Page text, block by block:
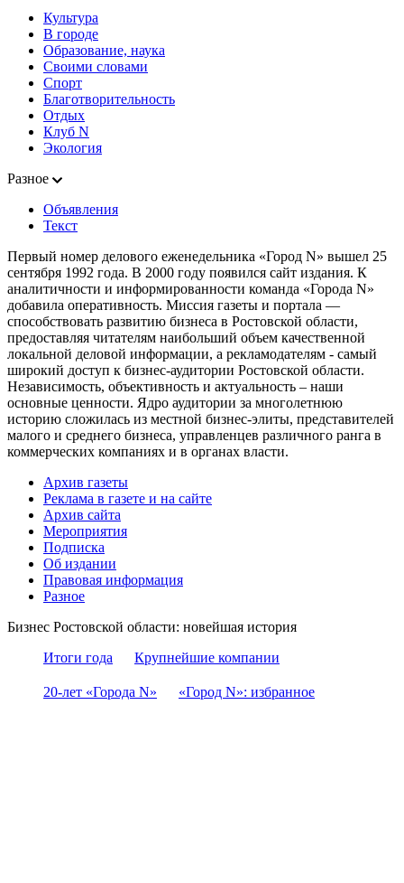
Культура
В городе
Образование, наука
Своими словами
Спорт
Благотворительность
Отдых
Клуб N
Экология
Разное
Объявления
Текст
Первый номер делового еженедельника «Город N» вышел 25
сентября 1992 года. В 2000 году появился сайт издания. К
аналитичности и информированности команда «Города N»
добавила оперативность. Миссия газеты и портала —
способствовать развитию бизнеса в Ростовской области,
предоставляя читателям наибольший объем качественной
локальной деловой информации, а рекламодателям - самый
широкий доступ к бизнес-аудитории Ростовской области.
Независимость, объективность и актуальность – наши
основные ценности. Ядро аудитории за многолетнюю
историю сложилась из местной бизнес-элиты, представителей
малого и среднего бизнеса, управленцев различного ранга в
коммерческих компаниях и в органах власти.
Архив газеты
Реклама в газете и на сайте
Архив сайта
Мероприятия
Подписка
Об издании
Правовая информация
Разное
Бизнес Ростовской области: новейшая история
Итоги года
Крупнейшие компании
20-лет «Города N» «Город N»: избранное